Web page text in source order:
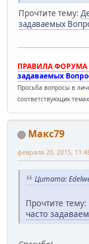
Прочтите тему:
задаваемых
ПРАВИЛА ФОРУМА
задаваемых
Просьба вопросы в
соответствующих
Макс79
февраля 20, 2015,
Цитата:
Прочтите тему:
часто